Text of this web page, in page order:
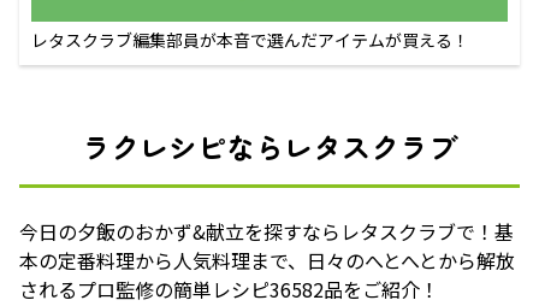
レタスクラブ編集部員が本音で選んだアイテムが買える！
ラクレシピならレタスクラブ
今日の夕飯のおかず&献立を探すならレタスクラブで！基
本の定番料理から人気料理まで、日々のへとへとから解放
されるプロ監修の簡単レシピ36582品をご紹介！